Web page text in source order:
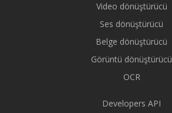
Video dönüştürücü
Ses dönüştürücü
Belge dönüştürücü
Görüntü dönüştürücü
OCR
Developers API